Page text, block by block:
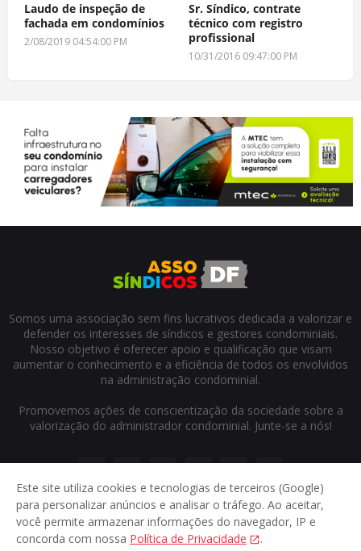
Laudo de inspeção de
fachada em condomínios
2/08/2019 04:54:00 PM
Sr. Síndico, contrate
técnico com registro
profissional
10/31/2016 09:47:00 PM
Somos uma associação sem fins lucrativos dedicada a valorizar e
defender os interesses de síndicos e gestores condominiais.
Nosso objetivo é oferecer apoio e qualificação que visam
aumentar o conhecimento e a eficiência de todos os envolvidos
na administração condominial.
Promovemos ações de conscientização da sociedade sobre a
valorização do administrador condominial. Junte-se a nós!
Este site utiliza cookies e tecnologias de terceiros (Google)
para personalizar anúncios e analisar o tráfego. Ao aceitar,
você permite armazenar informações do navegador, IP e
concorda com nossa Política de Privacidade .